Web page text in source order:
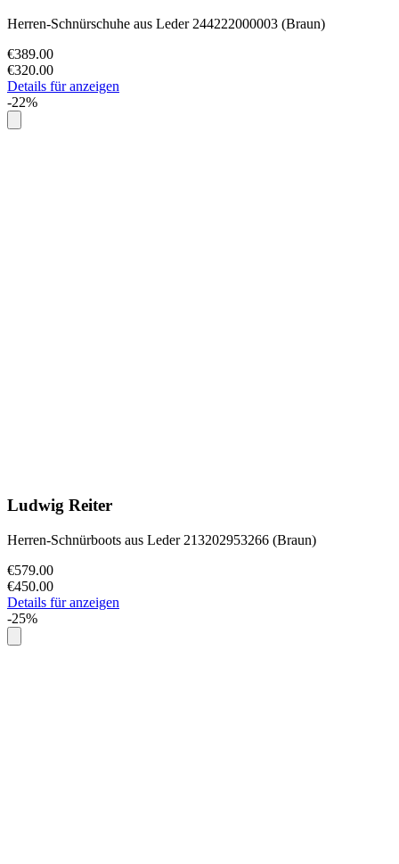
Herren-Schnürschuhe aus Leder 244222000003 (Braun)
€389.00
€320.00
Details für anzeigen
-22%
Ludwig Reiter
Herren-Schnürboots aus Leder 213202953266 (Braun)
€579.00
€450.00
Details für anzeigen
-25%